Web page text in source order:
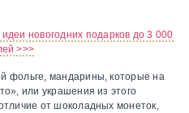
новогодних подарков до 3 000
>>>
фольге, мандарины, которые на
или украшения из этого
от шоколадных монеток,